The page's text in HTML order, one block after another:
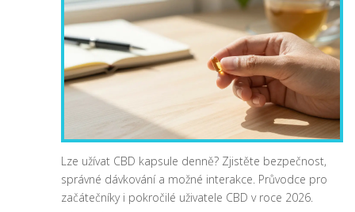
Lze užívat CBD kapsule denně? Zjistěte bezpečnost,
správné dávkování a možné interakce. Průvodce pro
začátečníky i pokročilé uživatele CBD v roce 2026.